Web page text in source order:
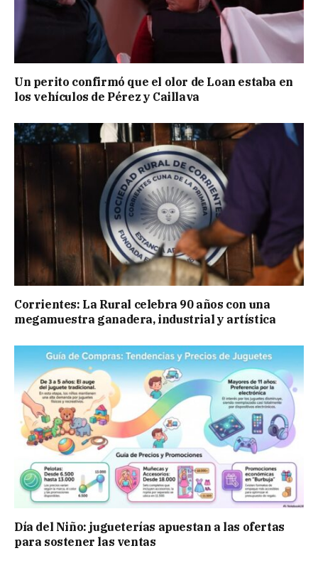
Un perito confirmó que el olor de Loan estaba en
los vehículos de Pérez y Caillava
Corrientes: La Rural celebra 90 años con una
megamuestra ganadera, industrial y artística
Día del Niño: jugueterías apuestan a las ofertas
para sostener las ventas